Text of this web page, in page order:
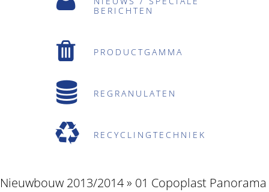
BERICHTEN
PRODUCTGAMMA
REGRANULATEN
RECYCLINGTECHNIEK
Nieuwbouw 2013/2014» 01 Copoplast Panorama